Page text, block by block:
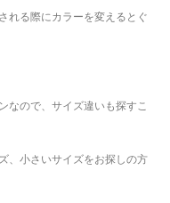
れる際にカラーを変えるとぐ
なので、サイズ違いも探すこ
、小さいサイズをお探しの方